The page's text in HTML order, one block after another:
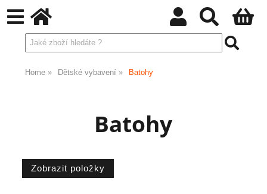
Home Dětské vybavení Batohy
Batohy